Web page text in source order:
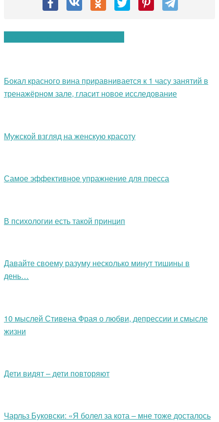
Бокал красного вина приравнивается к 1 часу занятий в
тренажёрном зале, гласит новое исследование
Мужской взгляд на женскую красоту
Самое эффективное упражнение для пресса
В психологии есть такой принцип
Давайте своему разуму несколько минут тишины в
день…
10 мыслей Стивена Фрая о любви, депрессии и смысле
жизни
Дети видят – дети повторяют
Чарльз Буковски: «Я болел за кота – мне тоже досталось